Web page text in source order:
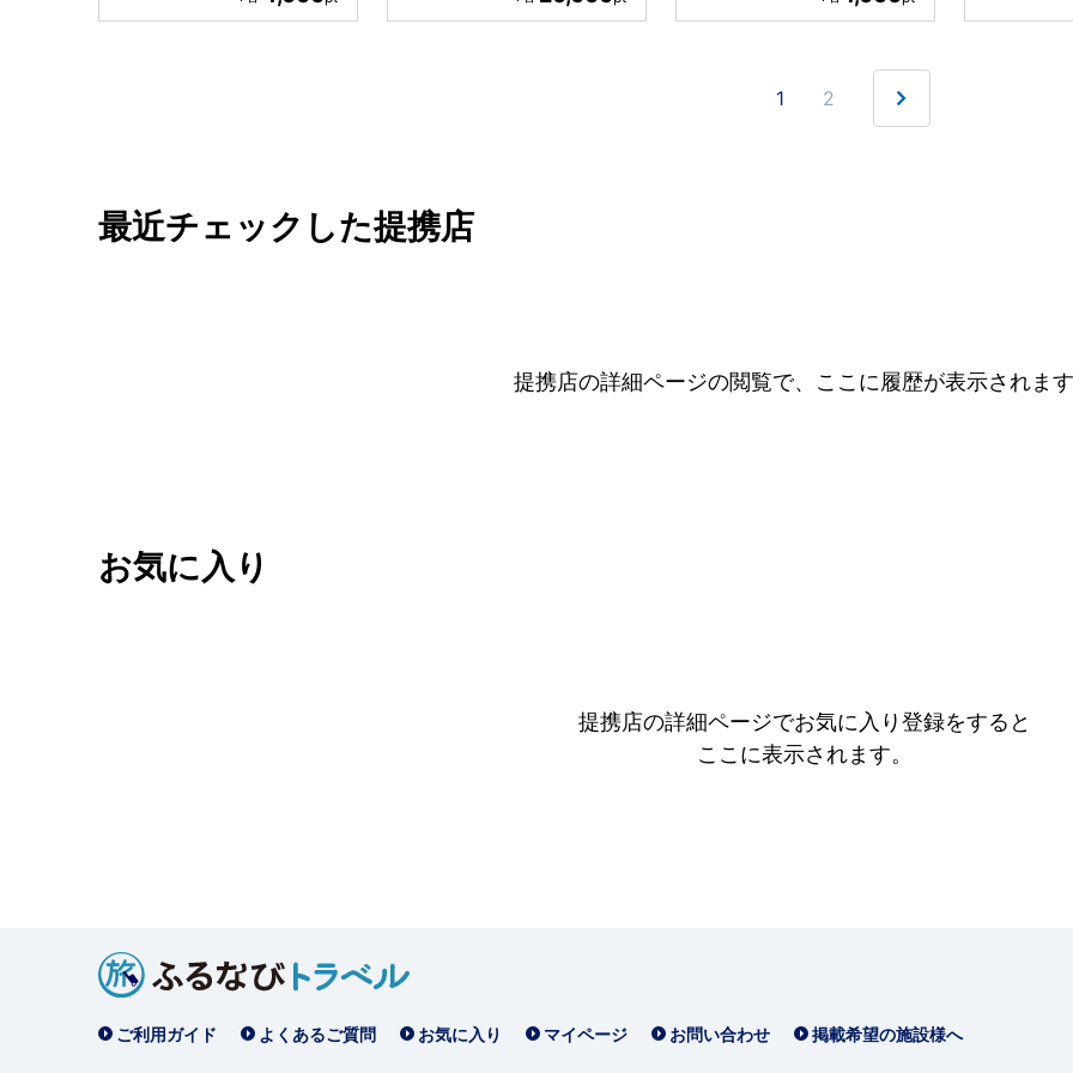
1 2
最近チェックした提携店
提携店の詳細ページの閲覧で、ここに履歴が表示されま
お気に入り
提携店の詳細ページでお気に入り登録をすると
ここに表示されます。
ご利用ガイド よくあるご質問 お気に入り マイページ お問い合わせ 掲載希望の施設様へ